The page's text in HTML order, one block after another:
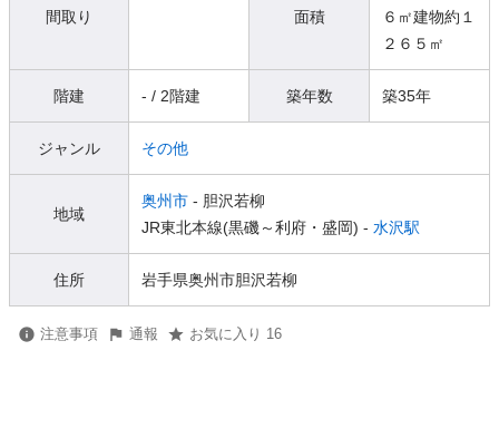
間取り 面積
６㎡建物約１
２６５㎡
階建 - / 2階建 築年数 築35年
ジャンル その他
地域
奥州市 - 胆沢若柳
JR東北本線(黒磯～利府・盛岡) - 水沢駅
住所 岩手県奥州市胆沢若柳
注意事項 通報 お気に入り 16